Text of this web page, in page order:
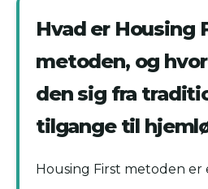
Hvad er Housing
metoden, og
den sig fra
tilgange til
Housing First metoden